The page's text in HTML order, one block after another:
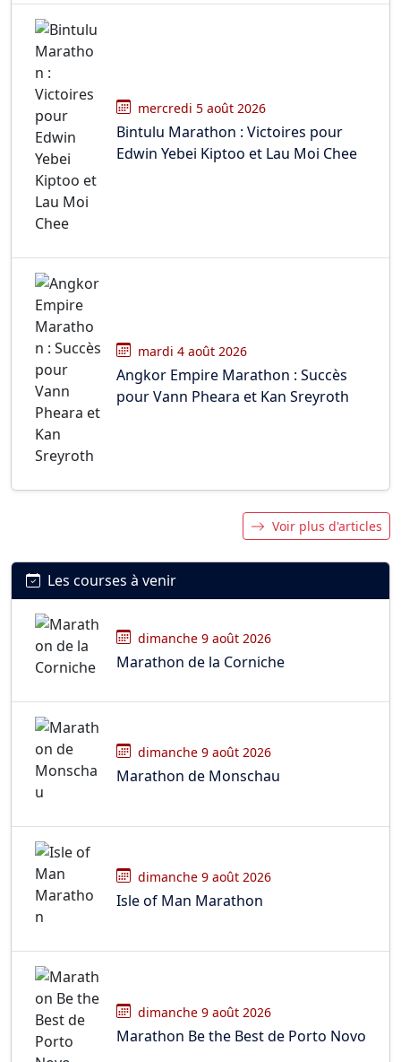
mercredi 5 août 2026
Bintulu Marathon : Victoires pour
Edwin Yebei Kiptoo et Lau Moi Chee
mardi 4 août 2026
Angkor Empire Marathon : Succès
pour Vann Pheara et Kan Sreyroth
Voir plus d'articles
Les courses à venir
dimanche 9 août 2026
Marathon de la Corniche
dimanche 9 août 2026
Marathon de Monschau
dimanche 9 août 2026
Isle of Man Marathon
dimanche 9 août 2026
Marathon Be the Best de Porto Novo